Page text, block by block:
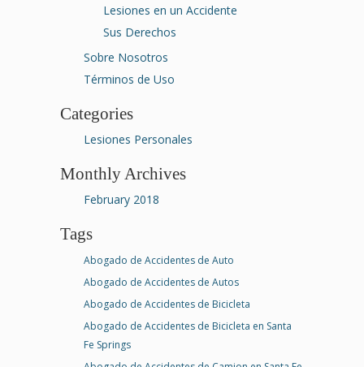
Lesiones en un Accidente
Sus Derechos
Sobre Nosotros
Términos de Uso
Categories
Lesiones Personales
Monthly Archives
February 2018
Tags
Abogado de Accidentes de Auto
Abogado de Accidentes de Autos
Abogado de Accidentes de Bicicleta
Abogado de Accidentes de Bicicleta en Santa
Fe Springs